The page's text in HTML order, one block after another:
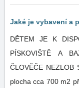
Jaké je vybavení a
DĚTEM JE K
PÍSKOVIŠTĚ A
ČLOVĚČE NEZLOB SE Okolí chaty: Okolí chaty je
plocha cca 700 m2